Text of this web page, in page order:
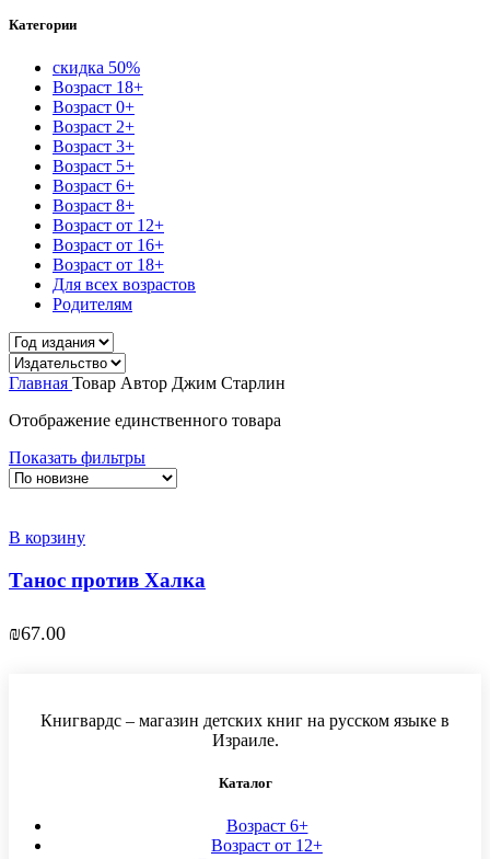
Категории
скидка 50%
Возраст 18+
Возраст 0+
Возраст 2+
Возраст 3+
Возраст 5+
Возраст 6+
Возраст 8+
Возраст от 12+
Возраст от 16+
Возраст от 18+
Для всех возрастов
Родителям
Главная Товар Автор Джим Старлин
Отображение единственного товара
Показать фильтры
В корзину
Танос против Халка
₪67.00
Книгвардс – магазин детских книг на русском языке в
Израиле.
Каталог
Возраст 6+
Возраст от 12+